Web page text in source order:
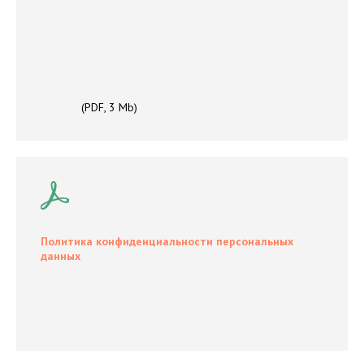
(PDF, 3 Mb)
Политика конфиденциальности персональных
данных